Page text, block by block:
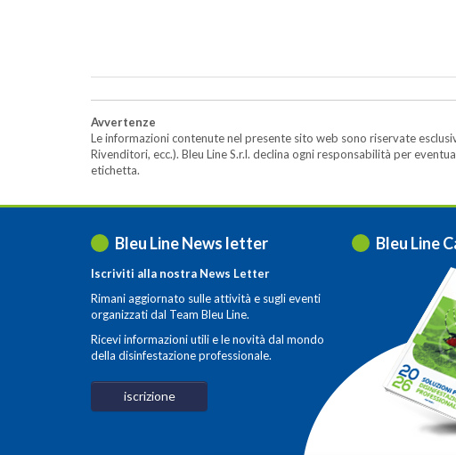
Avvertenze
Le informazioni contenute nel presente sito web sono riservate
Rivenditori, ecc.). Bleu Line S.r.l. declina ogni responsabilità per
etichetta.
Bleu Line News letter
Iscriviti alla nostra News Letter
Rimani aggiornato sulle attività e sugli eventi
organizzati dal Team Bleu Line.
Ricevi informazioni utili e le novità dal mondo
della disinfestazione professionale.
iscrizione
Bleu Line